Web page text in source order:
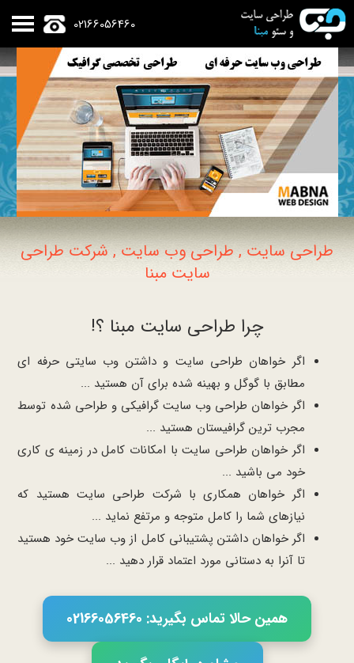
02166056460
طراحی سایت , طراحی وب سایت , شرکت طراحی
سایت مبنا
چرا طراحی سایت مبنا ؟!
اگر خواهان طراحی سایت و داشتن وب سایتی حرفه ای
مطابق با گوگل و بهینه شده برای آن هستید ...
اگر خواهان طراحی وب سایت گرافیکی و طراحی شده توسط
مجرب ترین گرافیستان هستید ...
اگر خواهان طراحی سایت با امکانات کامل در زمینه ی کاری
خود می باشید ...
اگر خواهان همکاری با شرکت طراحی سایت هستید که
نیازهای شما را کامل متوجه و مرتفع نماید ...
اگر خواهان داشتن پشتیبانی کامل از وب سایت خود هستید
تا آنرا به دستانی مورد اعتماد قرار دهید ...
همین حالا تماس بگیرید: 02166056460